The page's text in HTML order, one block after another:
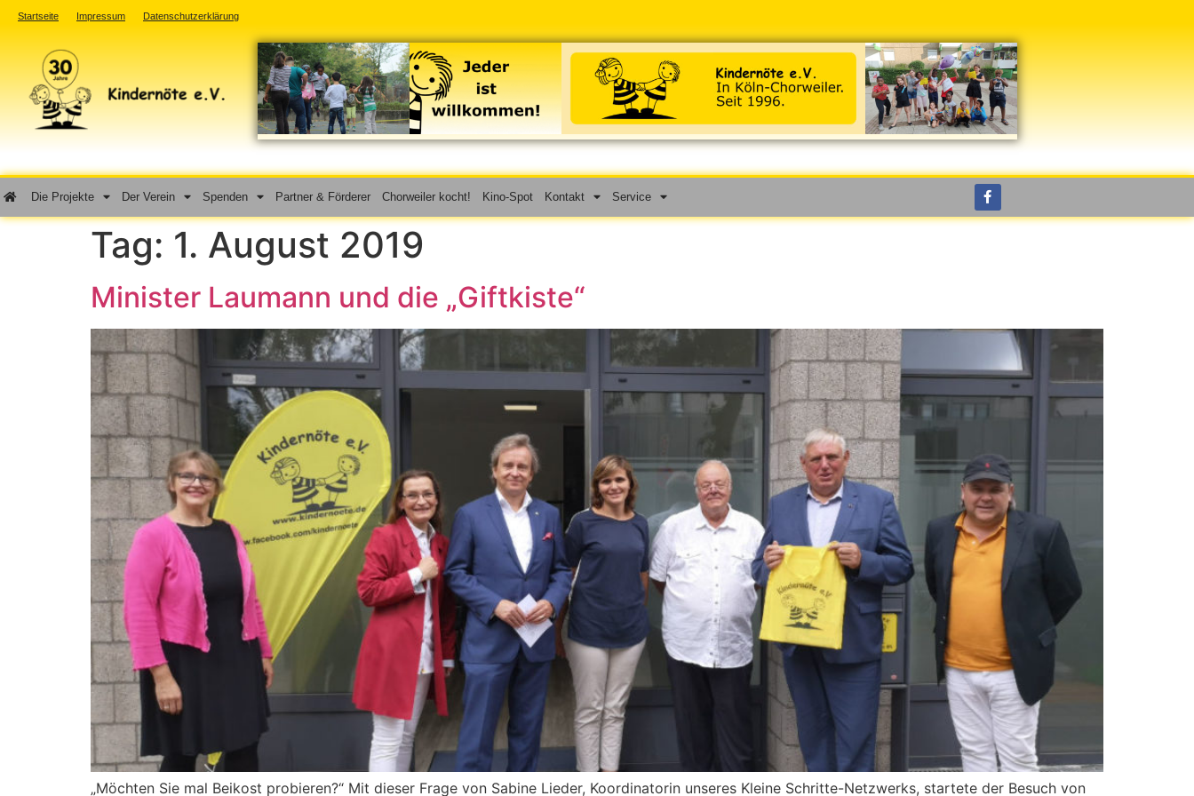
Startseite Impressum Datenschutzerklärung
Die Projekte Der Verein Spenden Partner & Förderer Chorweiler kocht! Kino-Spot Kontakt Service
Tag: 1. August 2019
Minister Laumann und die „Giftkiste“
„Möchten Sie mal Beikost probieren?“ Mit dieser Frage von Sabine Lieder, Koordinatorin unseres Kleine Schritte-Netzwerks, startete der Besuch von